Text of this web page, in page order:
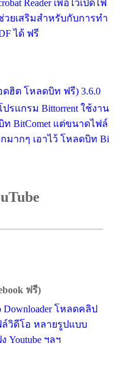
Reader เพื่อไว้เปิดไฟ
วยเสริมสำหรับกับการทำ
ได้ ฟรี
ดฮิต โหลดบิท ฟรี) 3.6.0
รแกรม Bittorrent ใช้งาน
BitComet แต่ขนาดไฟล์
มากๆ เอาไว้ โหลดบิท Bi
ฟรี)
Downloader โหลดคลิป
ล์วิดีโอ หลายรูปแบบ
Youtube ฯลฯ